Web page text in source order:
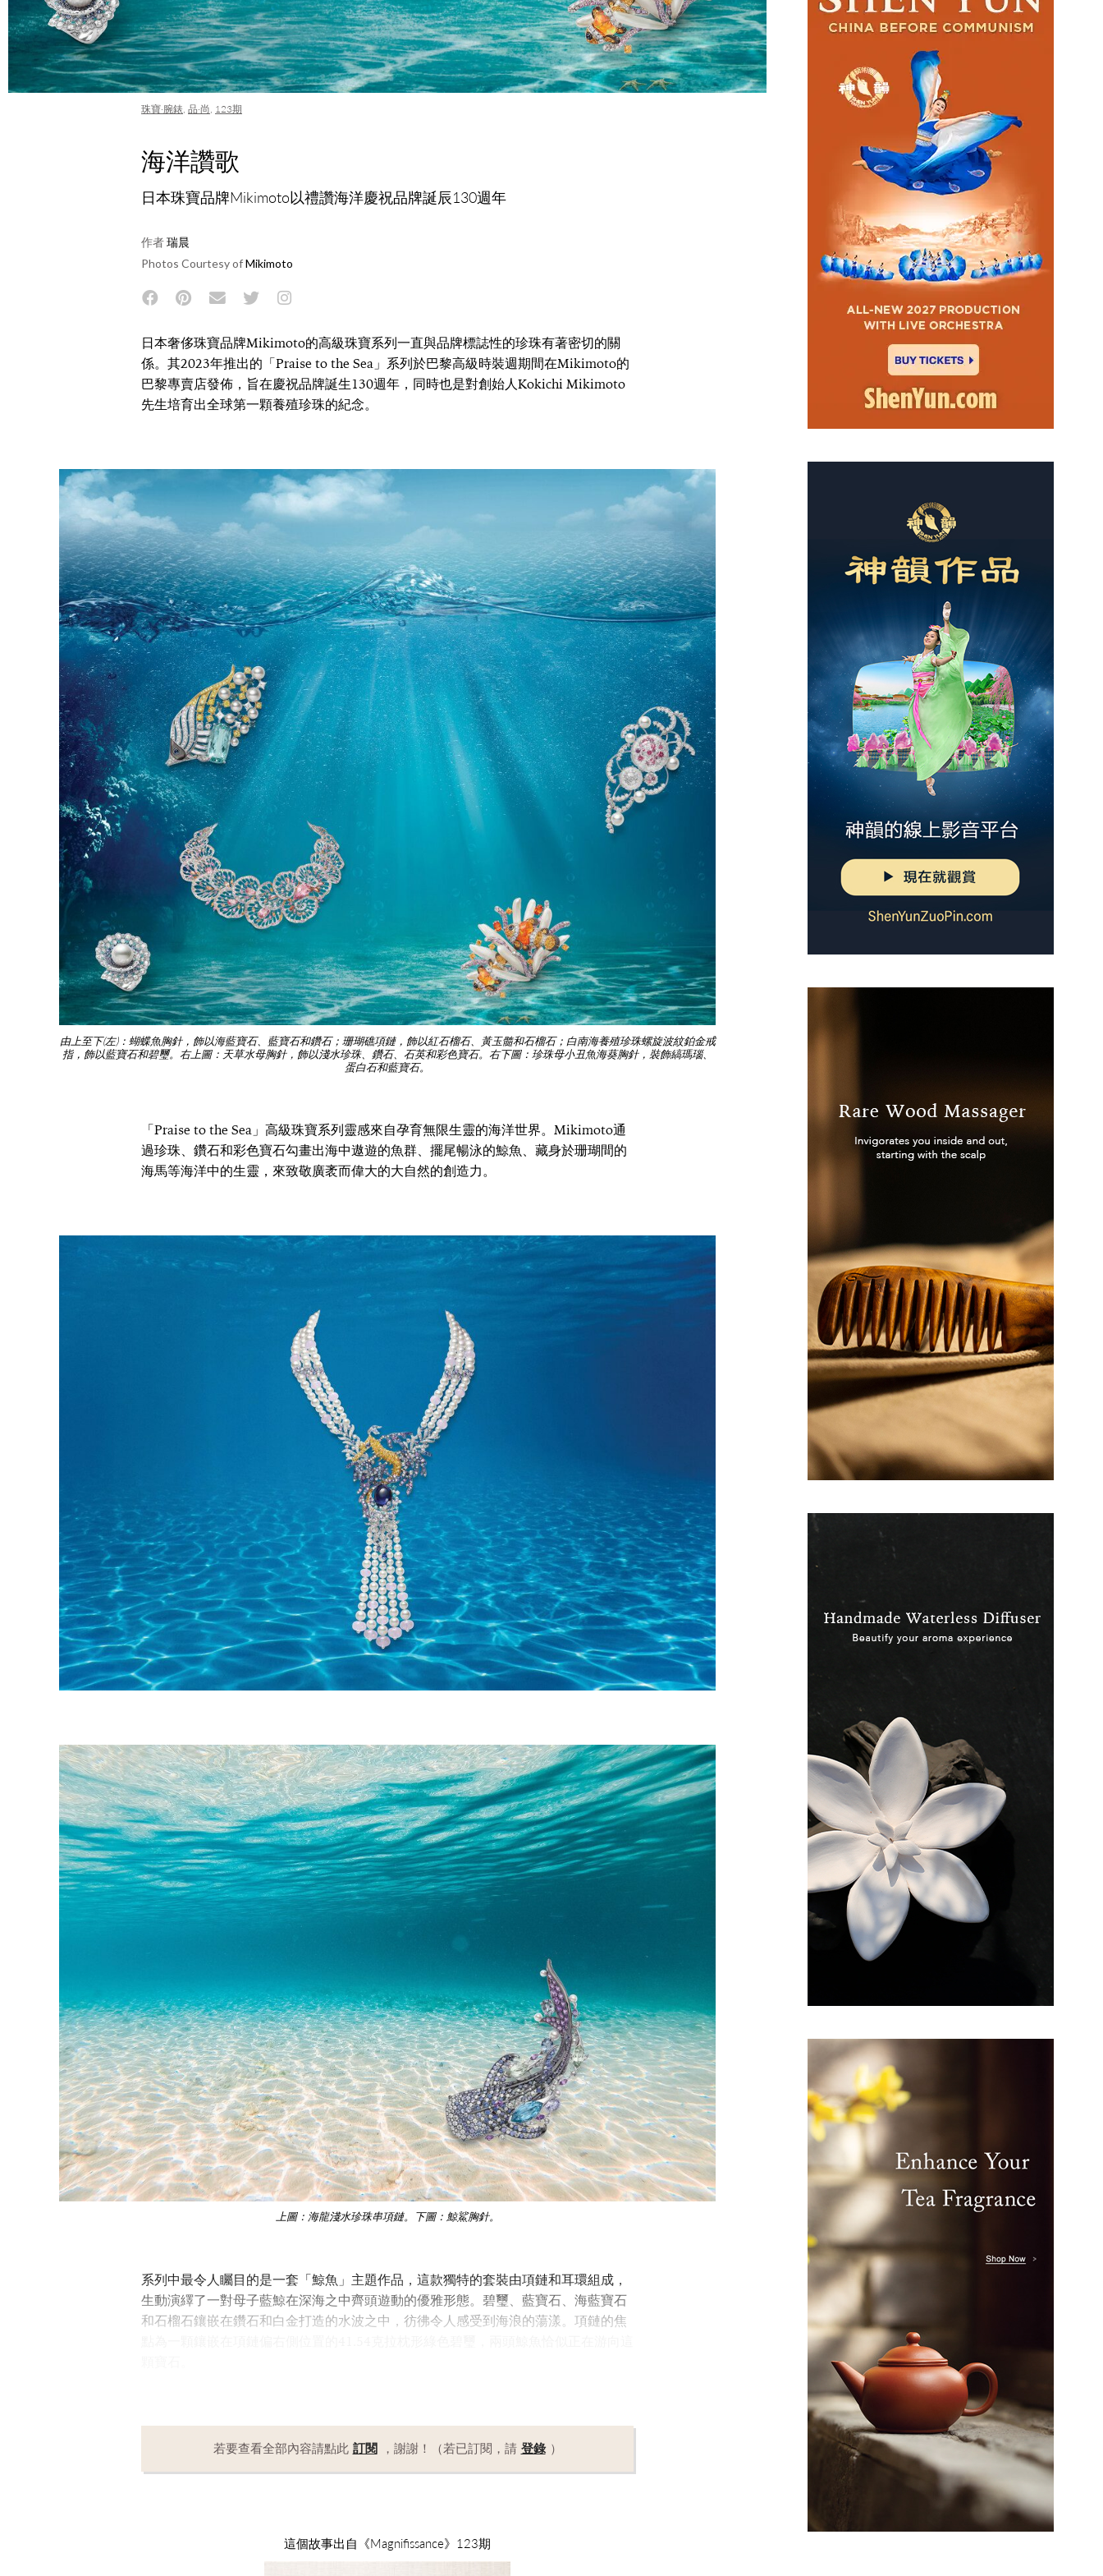
珠寶·腕錶 品·尚 123期
海洋讚歌
日本珠寶品牌Mikimoto以禮讚海洋慶祝品牌誕辰130週年
作者瑞晨
Photos Courtesy ofMikimoto
日本奢侈珠寶品牌Mikimoto的高級珠寶系列一直與品牌標誌性的珍珠有著密切的關
係。其2023年推出的「Praise to the Sea」系列於巴黎高級時裝週期間在Mikimoto的
巴黎專賣店發佈，旨在慶祝品牌誕生130週年，同時也是對創始人Kokichi Mikimoto
先生培育出全球第一顆養殖珍珠的紀念。
由上至下(左)：蝴蝶魚胸針，飾以海藍寶石、藍寶石和鑽石；珊瑚礁項鏈，飾以紅石榴石、黃玉髓和石榴石；白南海養殖珍珠螺旋波紋鉑金戒
指，飾以藍寶石和碧璽。右上圖：天草水母胸針，飾以淺水珍珠、鑽石、石英和彩色寶石。右下圖：珍珠母小丑魚海葵胸針，裝飾縞瑪瑙、
蛋白石和藍寶石。
「Praise to the Sea」高級珠寶系列靈感來自孕育無限生靈的海洋世界。Mikimoto通
過珍珠、鑽石和彩色寶石勾畫出海中遨遊的魚群、擺尾暢泳的鯨魚、藏身於珊瑚間的
海馬等海洋中的生靈，來致敬廣袤而偉大的大自然的創造力。
上圖：海龍淺水珍珠串項鏈。下圖：鯨鯊胸針。
系列中最令人矚目的是一套「鯨魚」主題作品，這款獨特的套裝由項鏈和耳環組成，
生動演繹了一對母子藍鯨在深海之中齊頭遊動的優雅形態。碧璽、藍寶石、海藍寶石
和石榴石鑲嵌在鑽石和白金打造的水波之中，彷彿令人感受到海浪的蕩漾。項鏈的焦
若要查看全部內容請點此 訂閱 ，謝謝！（若已訂閱，請 登錄 ）
這個故事出自《Magnifissance》123期